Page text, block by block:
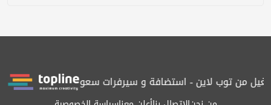
من توب لاين - استضافة و سيرفرات سعوديةالمرصد حاصلة على